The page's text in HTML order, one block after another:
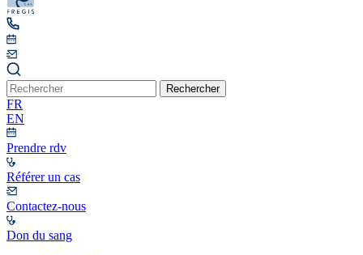
Rechercher
FR
EN
Prendre rdv
Référer un cas
Contactez-nous
Don du sang